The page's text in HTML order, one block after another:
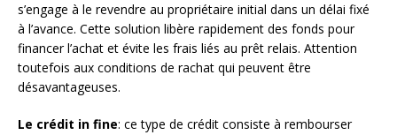
s’engage à le revendre au propriétaire initial dans un délai fixé
à l’avance. Cette solution libère rapidement des fonds pour
financer l’achat et évite les frais liés au prêt relais. Attention
toutefois aux conditions de rachat qui peuvent être
désavantageuses.
Le crédit in fine: ce type de crédit consiste à rembourser